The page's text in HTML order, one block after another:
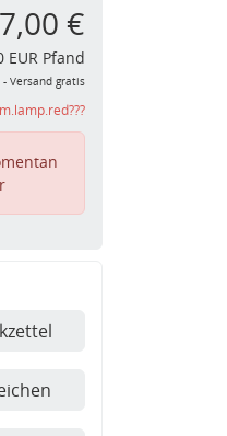
€
EUR Pfand
Versand gratis